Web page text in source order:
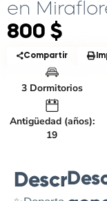
en
800 $
Compartir
3 Dormitorios
Antigüedad (años):
19